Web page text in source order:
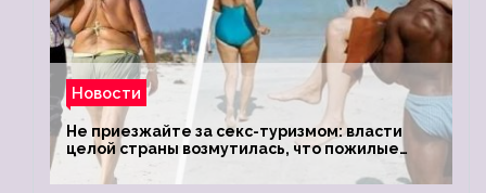
Новости
Не приезжайте за секс-туризмом: власти
целой страны возмутилась, что пожилые
туристки массово едут к ним, чтобы
обзавестись молодыми любовниками